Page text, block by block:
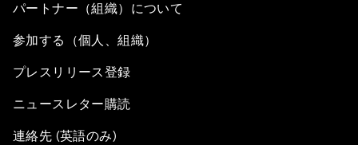
パートナー（組織）について
参加する（個人、組織）
プレスリリース登録
ニュースレター購読
連絡先 (英語のみ)